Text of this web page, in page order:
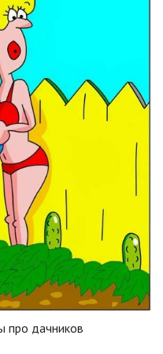
про дачников